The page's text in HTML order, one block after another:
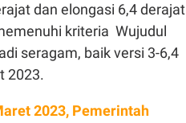
dan elongasi 6,4 derajat
kriteria Wujudul
seragam, baik versi 3-6,4
2023.
2023, Pemerintah